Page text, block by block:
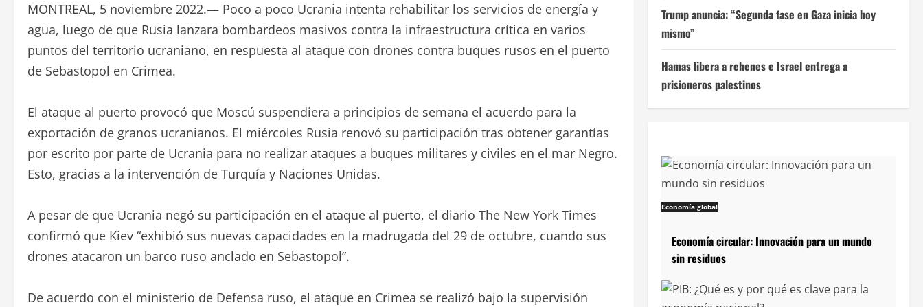
MONTREAL, 5 noviembre 2022.— Poco a poco Ucrania intenta rehabilitar los servicios de energía y
agua, luego de que Rusia lanzara bombardeos masivos contra la infraestructura crítica en varios
puntos del territorio ucraniano, en respuesta al ataque con drones contra buques rusos en el puerto
de Sebastopol en Crimea.
El ataque al puerto provocó que Moscú suspendiera a principios de semana el acuerdo para la
exportación de granos ucranianos. El miércoles Rusia renovó su participación tras obtener garantías
por escrito por parte de Ucrania para no realizar ataques a buques militares y civiles en el mar Negro.
Esto, gracias a la intervención de Turquía y Naciones Unidas.
A pesar de que Ucrania negó su participación en el ataque al puerto, el diario The New York Times
confirmó que Kiev “exhibió sus nuevas capacidades en la madrugada del 29 de octubre, cuando sus
drones atacaron un barco ruso anclado en Sebastopol”.
De acuerdo con el ministerio de Defensa ruso, el ataque en Crimea se realizó bajo la supervisión
Trump anuncia: “Segunda fase en Gaza inicia hoy
mismo”
Hamas libera a rehenes e Israel entrega a
prisioneros palestinos
Economía global
Economía circular: Innovación para un mundo
sin residuos